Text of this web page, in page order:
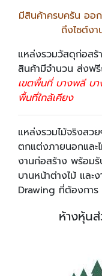
มีสินค้าครบครัน ออ
ถึงไซต์ง
แหล่งรวมวัสดุก่อสร้
สินค้ามีจำนวน ส่งฟรี
เขตพื้นที่ บางพลี บา
พื้นที่ใกล้เคียง
แหล่งรวมไม้จริงสว
ตกแต่งภายนอกและ
งานก่อสร้าง พร้อมรั
บานหน้าต่างไม้ และ
Drawing ที่ต้องการ
ห้างหุ้น